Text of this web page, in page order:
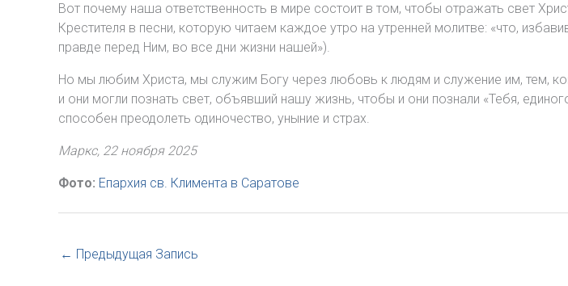
Вот почему наша ответственность в мире состоит в том, чтобы отражать свет
Крестителя в песни, которую читаем каждое утро на утренней молитве: «что,
правде перед Ним, во все дни жизни нашей»).
Но мы любим Христа, мы служим Богу через любовь к людям и служение им, тем,
и они могли познать свет, объявший нашу жизнь, чтобы и они познали «Тебя,
способен преодолеть одиночество, уныние и страх.
Маркс, 22 ноября 2025
Фото: Епархия св. Климента в Саратове
← Предыдущая Запись